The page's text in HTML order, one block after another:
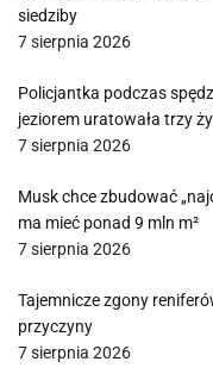
siedziby
7 sierpnia 2026
Policjantka podczas
jeziorem uratowała trzy
7 sierpnia 2026
Musk chce zbudować
ma mieć ponad 9 mln m²
7 sierpnia 2026
Tajemnicze zgony
przyczyny
7 sierpnia 2026